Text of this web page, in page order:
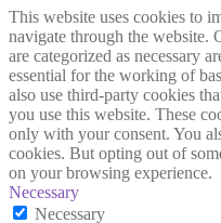
This website uses cookies to
navigate through the website.
are categorized as necessary
essential for the working of
also use third-party cookies
you use this website. These
only with your consent. You
cookies. But opting out of
on your browsing experience.
Necessary
Necessary